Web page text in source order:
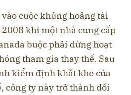
cuộc khủng hoảng tài
khi một nhà cung cấp
buộc phải dừng hoạt
tham gia thay thế. Sau
kiểm định khắt khe của
công ty này trở thành đối